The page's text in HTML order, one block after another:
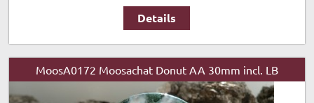
Details
MoosA0172 Moosachat Donut AA 30mm incl. LB